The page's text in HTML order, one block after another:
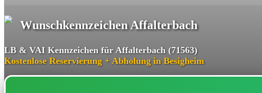
Wunschkennzeichen Affalterbach
LB & VAI Kennzeichen für Affalterbach (71563)
Kostenlose Reservierung + Abholung in Besigheim